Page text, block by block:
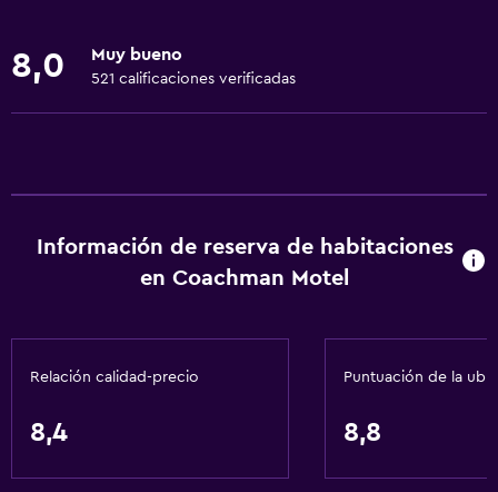
Toallas
Alarma de humo
Aire acondicionado
Toallas/ropa de cama (cargo adicional)
8,0 Muy bueno
521 calificaciones verificadas
Información de reserva de habitaciones
en Coachman Motel
Relación calidad-precio
8,4
Puntuación de la
8,8